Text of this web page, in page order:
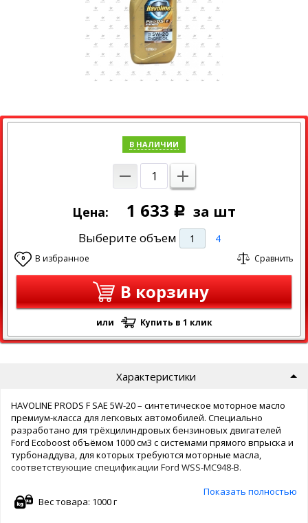
В НАЛИЧИИ
Цена: 1 633 Р за шт
Выберите объем 1 4
0 В избранное Сравнить
В корзину
или Купить в 1 клик
Характеристики
HAVOLINE PRODS F SAE 5W-20 – синтетическое моторное масло
премиум-класса для легковых автомобилей. Специально
разработано для трёхцилиндровых бензиновых двигателей
Ford Ecoboost объёмом 1000 см3 с системами прямого впрыска и
турбонаддува, для которых требуются моторные масла,
соответствующие спецификации Ford WSS-MC948-B.
HAVOLINE PRODS F SAE 5W-20 производится на основе
синтетических базовых масел премиум-класса с добавлением
Показать полностью
Вес товара: 1000 г